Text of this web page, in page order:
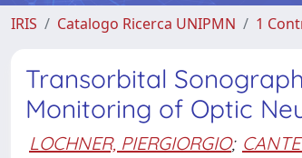
IRIS Catalogo Ricerca UNIPMN 1
Transorbital
Monitoring of Optic
LOCHNER, PIERGIORGIO;